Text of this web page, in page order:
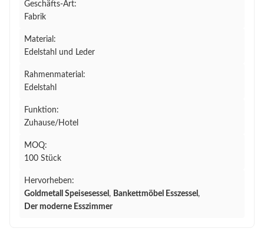
Geschäfts-Art:
Fabrik
Material:
Edelstahl und Leder
Rahmenmaterial:
Edelstahl
Funktion:
Zuhause/Hotel
MOQ:
100 Stück
Hervorheben:
Goldmetall Speisesessel , Bankettmöbel Esszessel ,
Der moderne Esszimmer